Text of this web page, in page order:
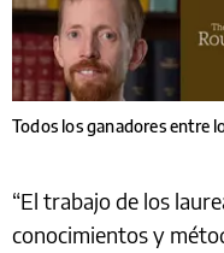
Todos los ganadores entre
“El trabajo de los
conocimientos y